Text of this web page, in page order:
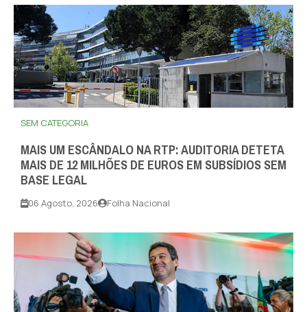
SEM CATEGORIA
MAIS UM ESCÂNDALO NA RTP: AUDITORIA DETETA
MAIS DE 12 MILHÕES DE EUROS EM SUBSÍDIOS SEM
BASE LEGAL
06 Agosto, 2026 Folha Nacional